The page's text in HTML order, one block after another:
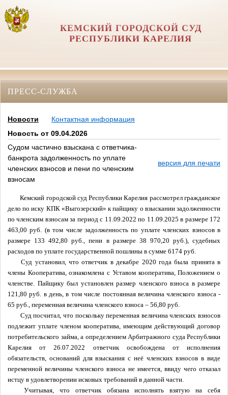
КЕМСКИЙ ГОРОДСКОЙ СУД
РЕСПУБЛИКИ КАРЕЛИЯ
ПРЕСС-СЛУЖБА
Новости
Контактная информация
Новость от 09.04.2026
Судом частично взыскана с ответчика-
банкрота задолженность по уплате
членских взносов и пени по членским
взносам
версия для печати
Кемский городской суд Республики Карелия рассмотрел гражданское
дело по иску КПК «Выгозерский» к пайщику о взыскании задолженности
по членским взносам за период с 11.09.2022 по 11.09.2025 в размере 172
463,00 руб. (в том числе задолженность по уплате членских взносов в
размере 133 492,80 руб., пени в размере 38 970,20 руб.), судебных
расходов по уплате государственной пошлины в сумме 6174 руб.
Суд установил, что ответчик в декабре 2020 года была принята в
члены Кооператива, ознакомлена с Уставом кооператива, Положением о
членстве. Пайщику был установлен размер членского взноса в размере
121,80 руб. в день, в том числе постоянная величина членского взноса -
65 руб., переменная величина членского взноса – 56,80 руб.
Суд посчитал, что поскольку переменная величина членских взносов
подлежит уплате членом кооператива, имеющим действующий договор
потребительского займа, а определением Арбитражного суда Республики
Карелия от 26.07.2022 ответчик освобождена от исполнения
обязательств, оснований для взыскания с неё членских взносов в виде
переменной величины членского взноса не имеется, ввиду чего отказал
истцу в удовлетворении исковых требований в данной части.
Учитывая, что ответчик обязана исполнять взятую на себя